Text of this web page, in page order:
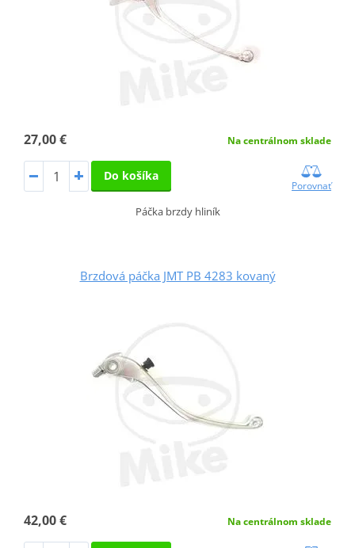
27,00 € Na centrálnom sklade
Do košíka
Porovnať
Páčka brzdy hliník
Brzdová páčka JMT PB 4283 kovaný
42,00 € Na centrálnom sklade